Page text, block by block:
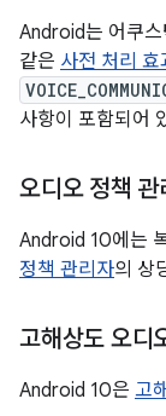
Android는 어쿠스
같은 사전 처리 효
사항이 포함되어
오디오 정책 관
Android 10에는
정책 관리자의 상
고해상도 오디
Android 10은 고